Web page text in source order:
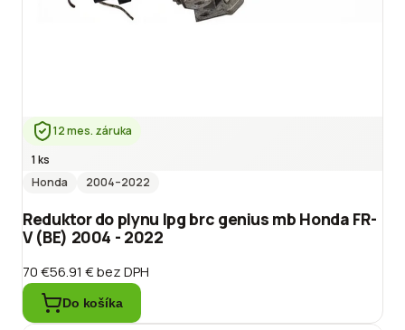
12 mes. záruka
1 ks
Honda
2004–2022
Reduktor do plynu lpg brc genius mb Honda FR-
V (BE) 2004 - 2022
70 €56.91 €bez DPH
Do košíka